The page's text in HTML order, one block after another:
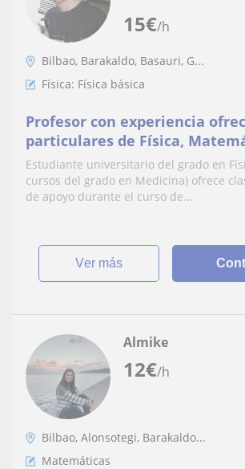
15€/h
Bilbao, Barakaldo, Basauri, G...
Física: Física básica
Profesor con experiencia
particulares de Física,
Química
Estudiante universitario del grado en
cursos del grado en Medicina) ofrece
de apoyo durante el curso de...
ver más
12€/h
Almike
Bilbao, Alonsotegi, Barakaldo...
Matemáticas